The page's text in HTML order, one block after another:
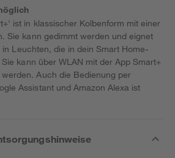
ist in klassischer Kolbenform mit einer
Sie kann gedimmt werden und eignet
Leuchten, die in dein Smart Home-
kann über WLAN mit der App Smart+
Auch die Bedienung per
Assistant und Amazon Alexa ist